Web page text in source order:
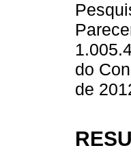
do
de